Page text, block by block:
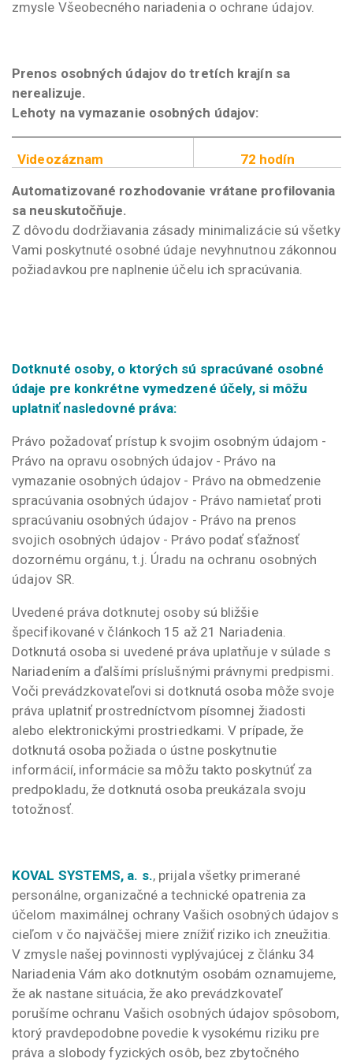
zmysle Všeobecného nariadenia o ochrane údajov.
Prenos osobných údajov do tretích krajín sa
nerealizuje.
Lehoty na vymazanie osobných údajov:
Videozáznam
72 hodín
Automatizované rozhodovanie vrátane profilovania
sa neuskutočňuje.
Z dôvodu dodržiavania zásady minimalizácie sú všetky
Vami poskytnuté osobné údaje nevyhnutnou zákonnou
požiadavkou pre naplnenie účelu ich spracúvania.
Dotknuté osoby, o ktorých sú spracúvané osobné
údaje pre konkrétne vymedzené účely, si môžu
uplatniť nasledovné práva:
Právo požadovať prístup k svojim osobným údajom -
Právo na opravu osobných údajov - Právo na
vymazanie osobných údajov - Právo na obmedzenie
spracúvania osobných údajov - Právo namietať proti
spracúvaniu osobných údajov - Právo na prenos
svojich osobných údajov - Právo podať sťažnosť
dozornému orgánu, t.j. Úradu na ochranu osobných
údajov SR.
Uvedené práva dotknutej osoby sú bližšie
špecifikované v článkoch 15 až 21 Nariadenia.
Dotknutá osoba si uvedené práva uplatňuje v súlade s
Nariadením a ďalšími príslušnými právnymi predpismi.
Voči prevádzkovateľovi si dotknutá osoba môže svoje
práva uplatniť prostredníctvom písomnej žiadosti
alebo elektronickými prostriedkami. V prípade, že
dotknutá osoba požiada o ústne poskytnutie
informácií, informácie sa môžu takto poskytnúť za
predpokladu, že dotknutá osoba preukázala svoju
totožnosť.
KOVAL SYSTEMS, a. s., prijala všetky primerané
personálne, organizačné a technické opatrenia za
účelom maximálnej ochrany Vašich osobných údajov s
cieľom v čo najväčšej miere znížiť riziko ich zneužitia.
V zmysle našej povinnosti vyplývajúcej z článku 34
Nariadenia Vám ako dotknutým osobám oznamujeme,
že ak nastane situácia, že ako prevádzkovateľ
porušíme ochranu Vašich osobných údajov spôsobom,
ktorý pravdepodobne povedie k vysokému riziku pre
práva a slobody fyzických osôb, bez zbytočného